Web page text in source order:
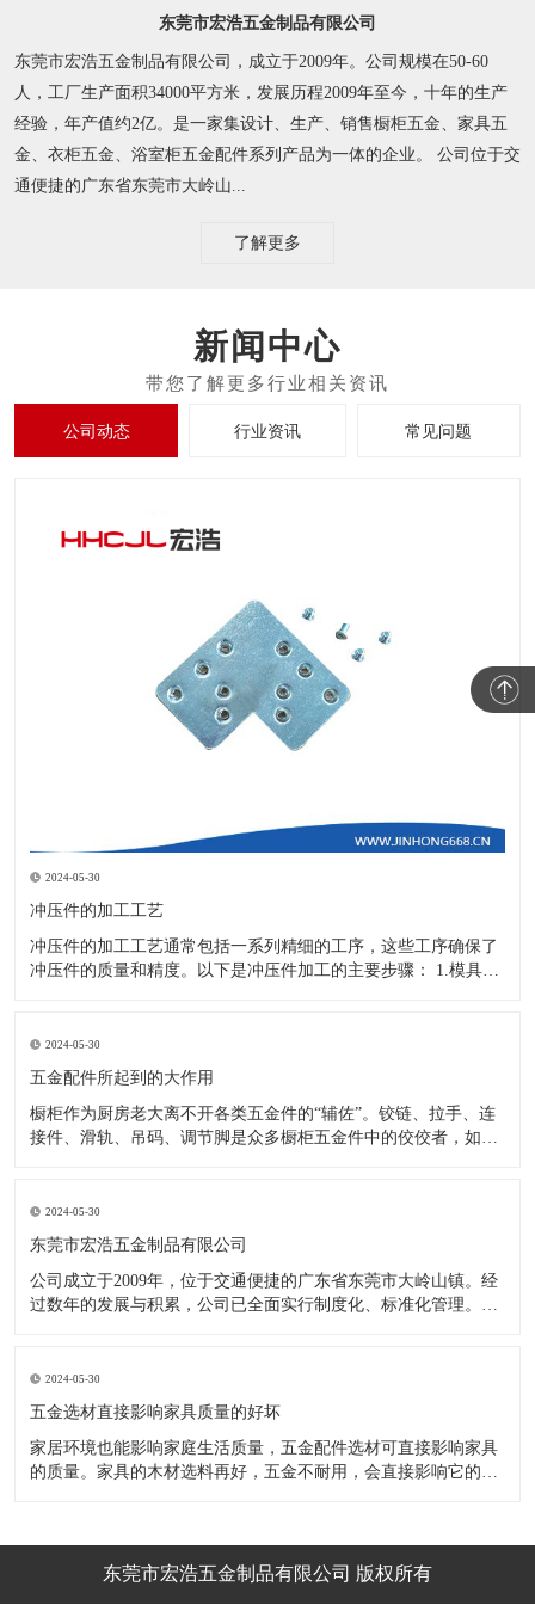
东莞市宏浩五金制品有限公司
东莞市宏浩五金制品有限公司，成立于2009年。公司规模在50-60
人，工厂生产面积34000平方米，发展历程2009年至今，十年的生产
经验，年产值约2亿。是一家集设计、生产、销售橱柜五金、家具五
金、衣柜五金、浴室柜五金配件系列产品为一体的企业。 公司位于交
通便捷的广东省东莞市大岭山...
了解更多
新闻中心
公司动态 行业资讯 常见问题
2024-05-30
冲压件的加工工艺
冲压件的加工工艺通常包括一系列精细的工序，这些工序确保了
冲压件的质量和精度。以下是冲压件加工的主要步骤： 1.模具设
开料与落料：在图纸上标注尺寸后，根据图纸要求选择合适的板
材。然
2024-05-30
五金配件所起到的大作用
橱柜作为厨房老大离不开各类五金件的“辅佐”。铰链、拉手、连
接件、滑轨、吊码、调节脚是众多橱柜五金件中的佼佼者，如果
调节脚，橱柜就像得了“软骨症”，站都站不直……五花八门的橱
柜五金件好
2024-05-30
东莞市宏浩五金制品有限公司
公司成立于2009年，位于交通便捷的广东省东莞市大岭山镇。经
过数年的发展与积累，公司已全面实行制度化、标准化管理。从
的改造创新，设计制造了一系列更加新颖、美观、更具时代潮流
的新
2024-05-30
五金选材直接影响家具质量的好坏
家居环境也能影响家庭生活质量，五金配件选材可直接影响家具
的质量。家具的木材选料再好，五金不耐用，会直接影响它的使
金、铝合金等。不同五金的加工工艺不同：钳工、表面涂覆处
理、焊接、机械加东莞市宏浩五金制品有限公司 版权所有